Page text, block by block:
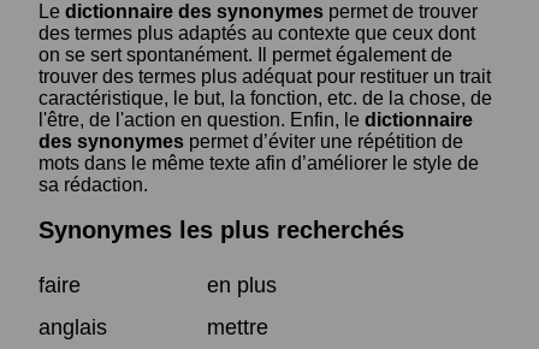
Le dictionnaire des synonymes permet de trouver
des termes plus adaptés au contexte que ceux dont
on se sert spontanément. Il permet également de
trouver des termes plus adéquat pour restituer un trait
caractéristique, le but, la fonction, etc. de la chose, de
l'être, de l'action en question. Enfin, le dictionnaire
des synonymes permet d’éviter une répétition de
mots dans le même texte afin d’améliorer le style de
sa rédaction.
Synonymes les plus recherchés
faire
en plus
anglais
mettre